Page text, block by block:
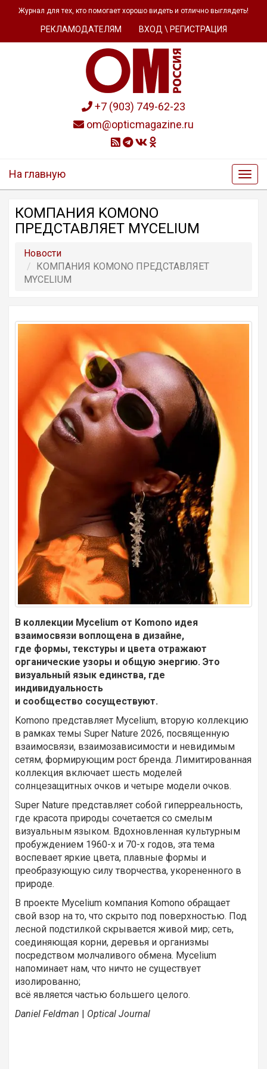
Журнал для тех, кто помогает хорошо видеть и отлично выглядеть!
РЕКЛАМОДАТЕЛЯМ ВХОД \ РЕГИСТРАЦИЯ
+7 (903) 749-62-23
om@opticmagazine.ru
На главную
КОМПАНИЯ KOMONO
ПРЕДСТАВЛЯЕТ MYCELIUM
Новости
КОМПАНИЯ KOMONO ПРЕДСТАВЛЯЕТ
MYCELIUM
В коллекции Mycelium от Komono идея
взаимосвязи воплощена в дизайне,
где формы, текстуры и цвета отражают
органические узоры и общую энергию. Это
визуальный язык единства, где
индивидуальность
и сообщество сосуществуют.
Komono представляет Mycelium, вторую коллекцию
в рамках темы Super Nature 2026, посвященную
взаимосвязи, взаимозависимости и невидимым
сетям, формирующим рост бренда. Лимитированная
коллекция включает шесть моделей
солнцезащитных очков и четыре модели очков.
Super Nature представляет собой гиперреальность,
где красота природы сочетается со смелым
визуальным языком. Вдохновленная культурным
пробуждением 1960-х и 70-х годов, эта тема
воспевает яркие цвета, плавные формы и
преобразующую силу творчества, укорененного в
природе.
В проекте Mycelium компания Komono обращает
свой взор на то, что скрыто под поверхностью. Под
лесной подстилкой скрывается живой мир; сеть,
соединяющая корни, деревья и организмы
посредством молчаливого обмена. Mycelium
напоминает нам, что ничто не существует
изолированно;
всё является частью большего целого.
Daniel Feldman | Optical Journal